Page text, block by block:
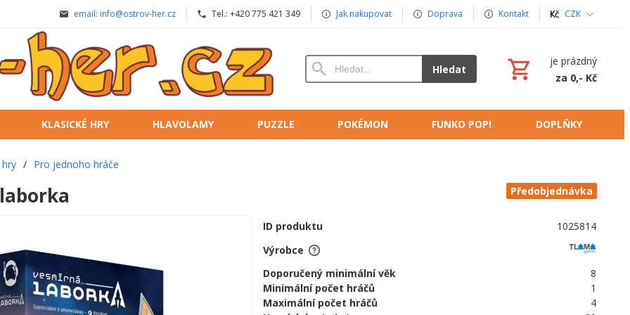
email: info@ostrov-her.cz Tel.: +420 775 421 349 Jak nakupovat Doprava Kontakt CZK
Hledat
je prázdný
za 0,- Kč
KLASICKÉ HRY HLAVOLAMY PUZZLE POKÉMON FUNKO POP! DOPLŇKY
/ Pro jednoho hráče
Předobjednávka
ID produktu
1025814
Výrobce
Doporučený minimální věk
8
Minimální počet hráčů
1
Maximální počet hráčů
4